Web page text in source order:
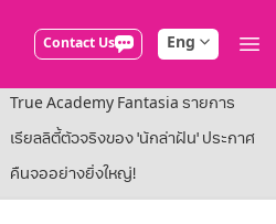
Contact Us Eng
True Academy Fantasia รายการ
เรียลลิตี้ตัวจริงของ 'นักล่าฝัน' ประกาศ
คืนจออย่างยิ่งใหญ่!